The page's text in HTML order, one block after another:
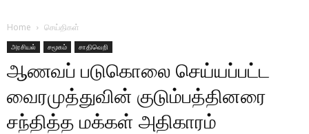
Home செய்திகள்
அரசியல் சமூகம் சாதிவெறி
ஆணவப் படுகொலை செய்யப்பட்ட
வைரமுத்துவின் குடும்பத்தினரை
சந்தித்த மக்கள் அதிகாரம்